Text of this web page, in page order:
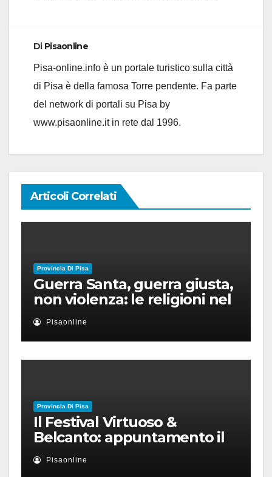
Di Pisaonline
Pisa-online.info è un portale turistico sulla città
di Pisa è della famosa Torre pendente. Fa parte
del network di portali su Pisa by
www.pisaonline.it in rete dal 1996.
Articoli Correlati
Provincia Di Pisa
Guerra Santa, guerra giusta,
non violenza: le religioni nel
nuovo disordine mondiale
Pisaonline
Provincia Di Pisa
Il Festival Virtuoso &
Belcanto: appuntamento il
28 luglio a Palazzo Blu con
Ruben Micieli
Pisaonline